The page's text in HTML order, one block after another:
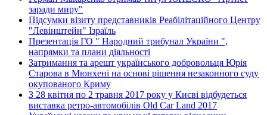
заради миру"
Підсумки візиту представників Реабілітаційного Центру
"Левінштейн" Ізраїль
Презентація ГО " Народний трибунал України ",
напрямки та плани діяльності
Затримання та арешт українського добровольця Юрія
Старова в Мюнхені на основі рішення незаконного суду
окупованого Криму
З 28 квітня по 2 травня 2017 року у Києві відбудеться
виставка ретро-автомобілів Old Car Land 2017